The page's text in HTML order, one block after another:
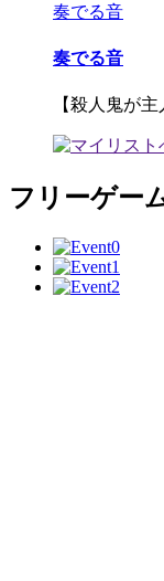
奏でる音
奏でる音
【殺人鬼が
フリーゲー